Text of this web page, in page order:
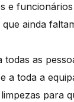
e
ainda
todas as
a toda a
para